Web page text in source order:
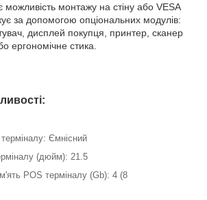
можливість монтажу на стіну або VESA
за допомогою опціональних модулів:
дисплей покупця, принтер, сканер
ергономічне стика.
Ємнісний
(дюйм): 21.5
POS терміналу (Gb): 4 (8